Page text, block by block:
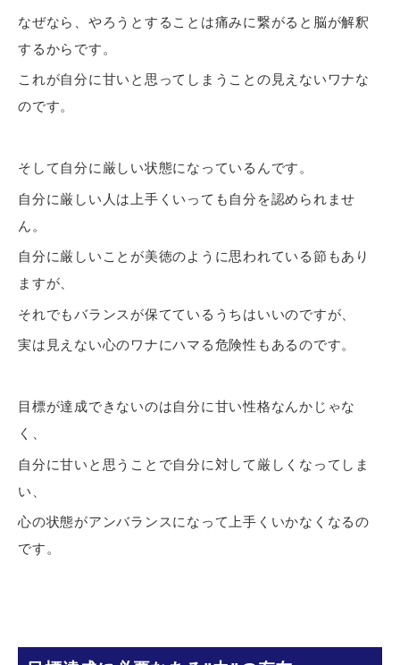
なぜなら、やろうとすることは痛みに繋がると脳が解釈
するからです。
これが自分に甘いと思ってしまうことの見えないワナな
のです。
そして自分に厳しい状態になっているんです。
自分に厳しい人は上手くいっても自分を認められませ
ん。
自分に厳しいことが美徳のように思われている節もあり
ますが、
それでもバランスが保てているうちはいいのですが、
実は見えない心のワナにハマる危険性もあるのです。
目標が達成できないのは自分に甘い性格なんかじゃな
く、
自分に甘いと思うことで自分に対して厳しくなってしま
い、
心の状態がアンバランスになって上手くいかなくなるの
です。